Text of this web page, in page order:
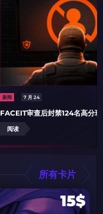
新闻 7 月 24
FACEIT审查后封禁124名高分
阅读
所有卡片